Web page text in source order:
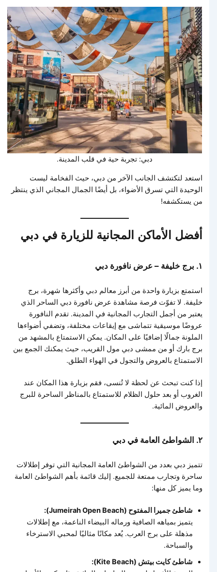
دبي: تجربة حية في قلب المدينة.
استعد لتكتشف الجانب الآخر من دبي، حيث الفخامة ليست
الوحيدة التي تسرق الأضواء، بل أيضًا الجمال المجاني الذي ينتظر
من يستكشفه!
أفضل الأماكن المجانية للزيارة في دبي
١. برج خليفة – عرض نافورة دبي
استمتع بزيارة واحدة من أبرز معالم دبي وأكثرها شهرة، برج
خليفة. لا تفوّت فرصة مشاهدة عرض نافورة دبي الساحر الذي
يعتبر من أجمل التجارب المجانية في المدينة. تقدم النافورة
عروضًا موسيقية تتماشى مع إيقاعات مختلفة، وتضفي أضواءها
الملونة جمالًا إضافيًا على المكان. يمكن الاستمتاع بالمشهد من
برج بارك أو من ممشى دبي مول القريب، حيث يمكنك الجمع بين
الاستمتاع بالعروض والتجول في الهواء الطلق.
إذا كنت تبحث عن لحظة لا تُنسى، فقم بزيارة هذا المكان عند
الغروب أو بعد حلول الظلام للاستمتاع بالمناظر الساحرة للبرج
والعروض المائية.
٢. الشواطئ العامة في دبي
تتميز دبي بعدد من الشواطئ العامة المجانية التي توفر إطلالات
ساحرة وتجارب ممتعة للجميع. إليك قائمة بأهم الشواطئ العامة
وما يميز كل منها:
شاطئ جميرا المفتوح (Jumeirah Open Beach):
يتميز بمياهه الصافية ورماله البيضاء الناعمة، مع إطلالات
مذهلة على برج العرب. يُعد مكانًا مثاليًا لمحبي الاسترخاء
والسباحة.
شاطئ كايت بيتش (Kite Beach):